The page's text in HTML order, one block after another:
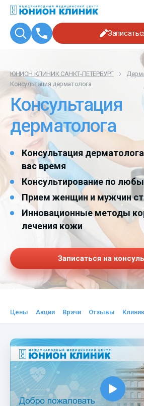
ЮНИОН КЛИНИК САНКТ-ПЕТЕРБУРГ
Консультация дерматолога
Консультация
дерматолога
Консультация
вас время
Консультирование по
Прием женщин и мужчин
Инновационные методы
лечения кожи
Записаться на
Цены Акции Врачи Отзывы